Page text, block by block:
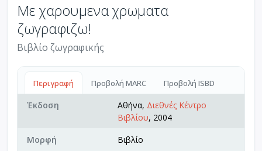
Με χαρουμενα χρωματα
ζωγραφιζω!
Βιβλίο ζωγραφικής
Περιγραφή Προβολή MARC Προβολή ISBD
Έκδοση Αθήνα, Διεθνές Κέντρο
Βιβλίου, 2004
Μορφή
Βιβλίο